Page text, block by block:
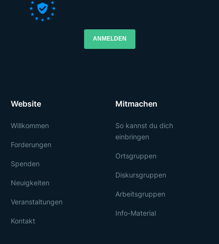
ANMELDEN
Website
Willkommen
Forderungen
Spenden
Neuigkeiten
Veranstaltungen
Kontakt
Mitmachen
So kannst du dich
einbringen
Ortsgruppen
Diskursgruppen
Arbeitsgruppen
Info-Material